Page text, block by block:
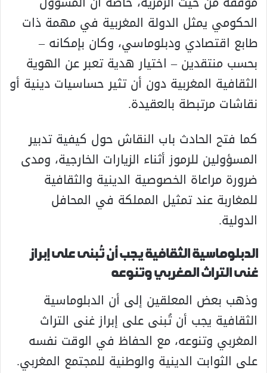
الحكومي يمثل الدولة المغربية في مهمة ذات
طابع اقتصادي ودبلوماسي، وكان بإمكانه –
بحسب منتقدين – اختيار هدية تعبر عن الهوية
الثقافية المغربية دون أن تثير حساسيات دينية أو
نقاشات مرتبطة بالعقيدة.
كما فتح الحادث باب النقاش حول كيفية تدبير
المسؤولين للرموز أثناء الزيارات الخارجية، ومدى
ضرورة مراعاة الخصوصية الدينية والثقافية
للمغاربة عند تمثيل المملكة في المحافل
الدولية.
الدبلوماسية الثقافية يجب أن تُبنى على إبراز
غنى التراث المغربي وتنوعه
وذهب بعض المعلقين إلى أن الدبلوماسية
الثقافية يجب أن تُبنى على إبراز غنى التراث
المغربي وتنوعه، مع الحفاظ في الوقت نفسه
على الثوابت الدينية والوطنية للمجتمع المغربي.